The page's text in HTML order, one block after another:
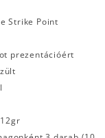
Strike Point
prezentációért